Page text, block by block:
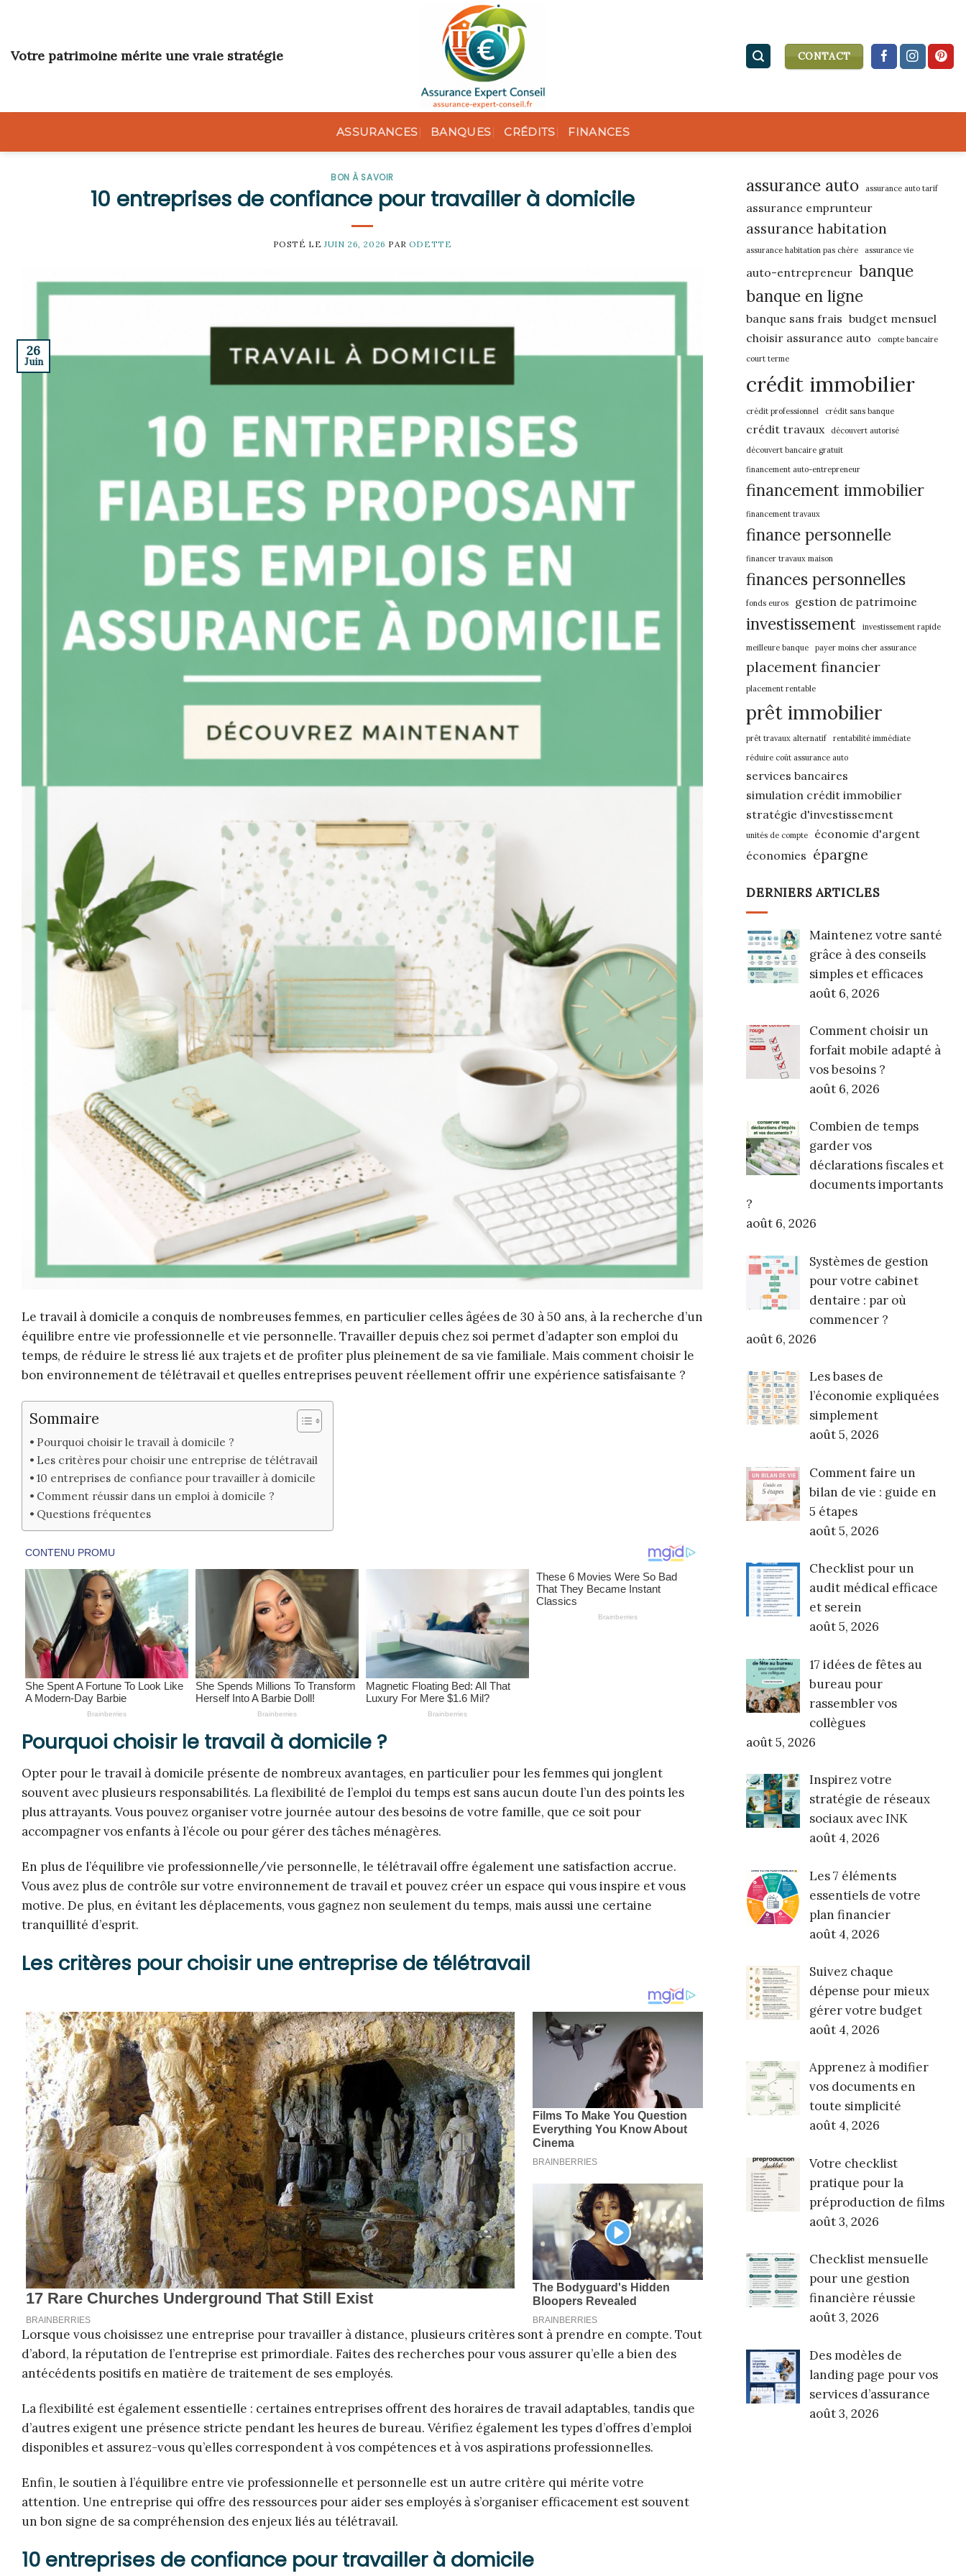
content
Votre patrimoine mérite une vraie stratégie CONTACT
ASSURANCES BANQUES CRÉDITS FINANCES
BON À SAVOIR
10 entreprises de confiance pour travailler à domicile
POSTÉ LEJUIN 26, 2026 PAR ODETTE
26
Juin
Le travail à domicile a conquis de nombreuses femmes, en particulier celles âgées de 30 à 50 ans, à la recherche d’un
équilibre entre vie professionnelle et vie personnelle. Travailler depuis chez soi permet d’adapter son emploi du
temps, de réduire le stress lié aux trajets et de profiter plus pleinement de sa vie familiale. Mais comment choisir le
bon environnement de télétravail et quelles entreprises peuvent réellement offrir une expérience satisfaisante ?
Sommaire
Pourquoi choisir le travail à domicile ?
Les critères pour choisir une entreprise de télétravail
10 entreprises de confiance pour travailler à domicile
Comment réussir dans un emploi à domicile ?
Questions fréquentes
Pourquoi choisir le travail à domicile ?
Opter pour le travail à domicile présente de nombreux avantages, en particulier pour les femmes qui jonglent
souvent avec plusieurs responsabilités. La flexibilité de l’emploi du temps est sans aucun doute l’un des points les
plus attrayants. Vous pouvez organiser votre journée autour des besoins de votre famille, que ce soit pour
accompagner vos enfants à l’école ou pour gérer des tâches ménagères.
En plus de l’équilibre vie professionnelle/vie personnelle, le télétravail offre également une satisfaction accrue.
Vous avez plus de contrôle sur votre environnement de travail et pouvez créer un espace qui vous inspire et vous
motive. De plus, en évitant les déplacements, vous gagnez non seulement du temps, mais aussi une certaine
tranquillité d’esprit.
Les critères pour choisir une entreprise de télétravail
Lorsque vous choisissez une entreprise pour travailler à distance, plusieurs critères sont à prendre en compte. Tout
d’abord, la réputation de l’entreprise est primordiale. Faites des recherches pour vous assurer qu’elle a bien des
antécédents positifs en matière de traitement de ses employés.
La flexibilité est également essentielle : certaines entreprises offrent des horaires de travail adaptables, tandis que
d’autres exigent une présence stricte pendant les heures de bureau. Vérifiez également les types d’offres d’emploi
disponibles et assurez-vous qu’elles correspondent à vos compétences et à vos aspirations professionnelles.
Enfin, le soutien à l’équilibre entre vie professionnelle et personnelle est un autre critère qui mérite votre
attention. Une entreprise qui offre des ressources pour aider ses employés à s’organiser efficacement est souvent
un bon signe de sa compréhension des enjeux liés au télétravail.
10 entreprises de confiance pour travailler à domicile
assurance auto assurance auto tarif
assurance emprunteur
assurance habitation
assurance habitation pas chère assurance vie
auto-entrepreneur banque
banque en ligne
banque sans frais budget mensuel
choisir assurance auto
compte bancaire
court terme
crédit immobilier
crédit professionnel crédit sans banque
crédit travaux
découvert autorisé
découvert bancaire gratuit
financement auto-entrepreneur
financement immobilier
financement travaux
finance personnelle
financer travaux maison
finances personnelles
fonds euros gestion de patrimoine
investissement investissement rapide
meilleure banque payer moins cher assurance
placement financier
placement rentable
prêt immobilier
prêt travaux alternatif
rentabilité immédiate
réduire coût assurance auto
services bancaires
simulation crédit immobilier
stratégie d'investissement
unités de compte
économie d'argent
économies épargne
DERNIERS ARTICLES
Maintenez votre santé
grâce à des conseils
simples et efficaces
août 6, 2026
Comment choisir un
forfait mobile adapté à
vos besoins ?
août 6, 2026
Combien de temps
garder vos
déclarations fiscales et
documents importants
?
août 6, 2026
Systèmes de gestion
pour votre cabinet
dentaire : par où
commencer ?
août 6, 2026
Les bases de
l’économie expliquées
simplement
août 5, 2026
Comment faire un
bilan de vie : guide en
5 étapes
août 5, 2026
Checklist pour un
audit médical efficace
et serein
août 5, 2026
17 idées de fêtes au
bureau pour
rassembler vos
collègues
août 5, 2026
Inspirez votre
stratégie de réseaux
sociaux avec INK
août 4, 2026
Les 7 éléments
essentiels de votre
plan financier
août 4, 2026
Suivez chaque
dépense pour mieux
gérer votre budget
août 4, 2026
Apprenez à modifier
vos documents en
toute simplicité
août 4, 2026
Votre checklist
pratique pour la
préproduction de films
août 3, 2026
Checklist mensuelle
pour une gestion
financière réussie
août 3, 2026
Des modèles de
landing page pour vos
services d’assurance
août 3, 2026